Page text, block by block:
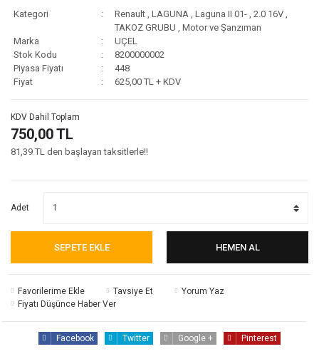
Kategori Renault LAGUNA Laguna II 01- 2.0 16V
TAKOZ GRUBU
Motor ve Şanzıman
Marka
UÇEL
Stok Kodu
8200000002
Piyasa Fiyatı
448
Fiyat
625,00 TL + KDV
KDV Dahil Toplam
750,00 TL
81,39 TL den başlayan taksitlerle!!
Adet
SEPETE EKLE HEMEN AL
Tavsiye Et
Yorum Yaz
Fiyatı Düşünce Haber Ver
Facebook Twitter Google + Pinterest